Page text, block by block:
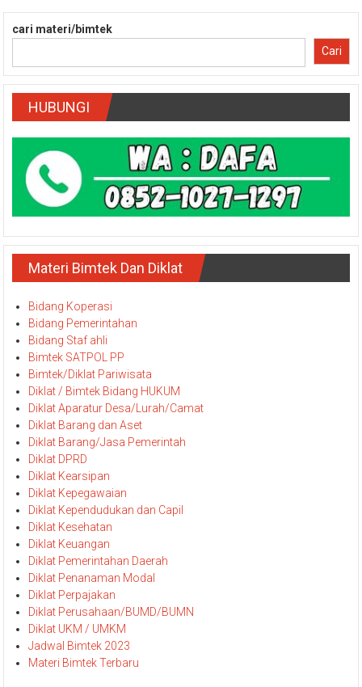
cari materi/bimtek
Cari
HUBUNGI
Materi Bimtek Dan Diklat
Bidang Koperasi
Bidang Pemerintahan
Bidang Staf ahli
Bimtek SATPOL PP
Bimtek/Diklat Pariwisata
Diklat / Bimtek Bidang HUKUM
Diklat Aparatur Desa/Lurah/Camat
Diklat Barang dan Aset
Diklat Barang/Jasa Pemerintah
Diklat DPRD
Diklat Kearsipan
Diklat Kepegawaian
Diklat Kependudukan dan Capil
Diklat Kesehatan
Diklat Keuangan
Diklat Pemerintahan Daerah
Diklat Penanaman Modal
Diklat Perpajakan
Diklat Perusahaan/BUMD/BUMN
Diklat UKM / UMKM
Jadwal Bimtek 2023
Materi Bimtek Terbaru